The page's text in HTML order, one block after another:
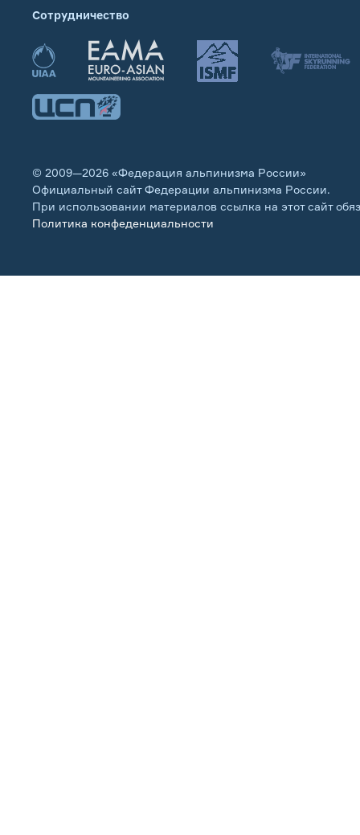
Сотрудничество
© 2009—2026 «Федерация альпинизма России»
Официальный сайт Федерации альпинизма России.
При использовании материалов ссылка на этот сайт
Политика конфеденциальности